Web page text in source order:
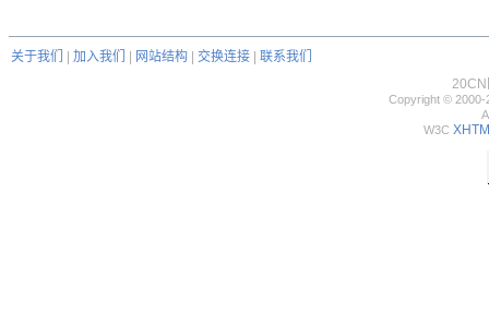
关于我们 加入我们 网站结构 交换连接
联系我们
20CN
Copyright © 2000-
W3C